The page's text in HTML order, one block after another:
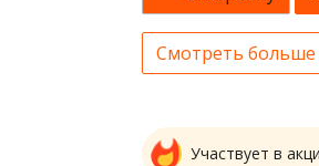
Смотреть больше
Участвует в